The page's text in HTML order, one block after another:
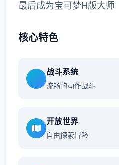
最后成为宝可梦H版大师
核心特色
战斗系统
流畅的动作战斗
开放世界
自由探索冒险